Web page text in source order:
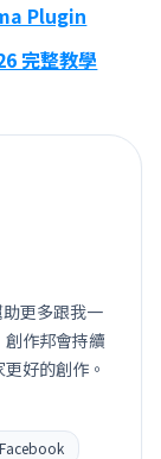
Plugin
完整教學
更多跟我一
創作邦會持續
好的創作。
Facebook